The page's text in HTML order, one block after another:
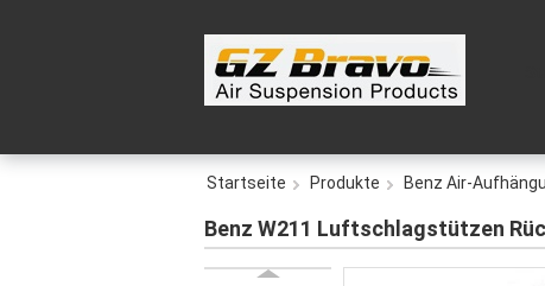
Startseite Produkte Benz Air-
Benz W211 Luftschlagstützen